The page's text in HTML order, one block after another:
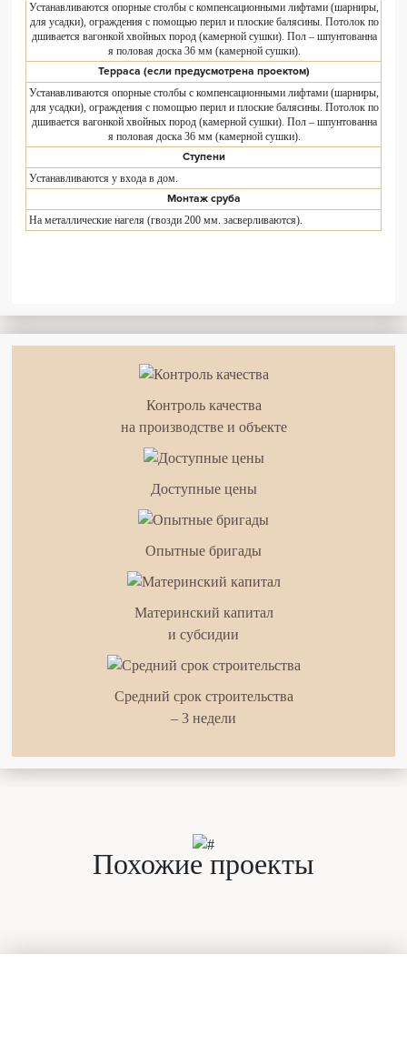
Устанавливаются опорные столбы с компенсационными лифтами (шарниры,
для усадки), ограждения с помощью перил и плоские балясины. Потолок по
дшивается вагонкой хвойных пород (камерной сушки). Пол – шпунтованна
я половая доска 36 мм (камерной сушки).
Терраса (если предусмотрена проектом)
Устанавливаются опорные столбы с компенсационными лифтами (шарниры,
для усадки), ограждения с помощью перил и плоские балясины. Потолок по
дшивается вагонкой хвойных пород (камерной сушки). Пол – шпунтованна
я половая доска 36 мм (камерной сушки).
Ступени
Устанавливаются у входа в дом.
Монтаж сруба
На металлические нагеля (гвозди 200 мм. засверливаются).
Контроль качества
на производстве и объекте
Доступные цены
Опытные бригады
Материнский капитал
и субсидии
Средний срок строительства
– 3 недели
Похожие проекты